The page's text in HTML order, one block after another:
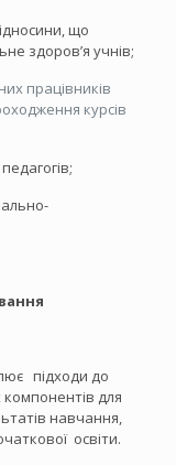
що
здоров’я учнів;
працівників
курсів
підходи до
компонентів для
навчання,
освіти.